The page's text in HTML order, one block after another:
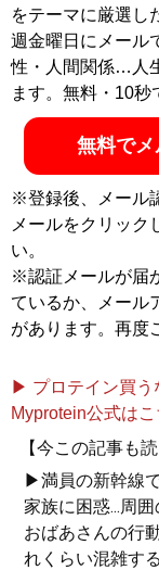
記事一覧へ
をテーマに厳選し
週金曜日にメール
性・人間関係…人
ます。無料・10秒
無料で
※登録後、メール
メールをクリック
い。
※認証メールが届
ているか、メール
があります。再度
▶ プロテイン買う
Myprotein公式は
【今この記事も
▶満員の新幹線
家族に困惑...周
おばあさんの行
れくらい混雑す